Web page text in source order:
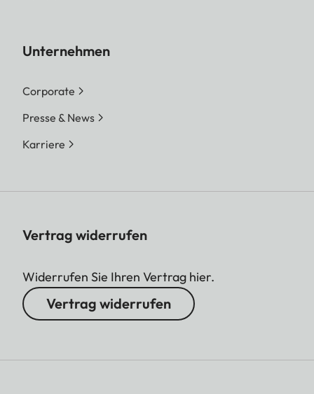
Unternehmen
Corporate
Presse & News
Karriere
Vertrag widerrufen
Widerrufen Sie Ihren Vertrag hier.
Vertrag widerrufen